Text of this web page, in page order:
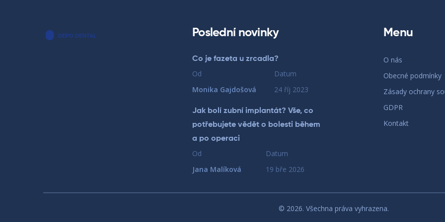
Poslední novinky
Co je fazeta u zrcadla?
Od
Monika Gajdošová
Datum
24 říj 2023
Jak bolí zubní implantát? Vše, co
potřebujete vědět o bolesti během
a po operaci
Od
Jana Malíková
Datum
19 bře 2026
Menu
O nás
Obecné podmínky
Zásady ochrany
GDPR
Kontakt
© 2026. Všechna práva vyhrazena.